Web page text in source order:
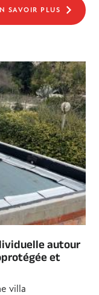
SAVOIR PLUS
autour
et
villa